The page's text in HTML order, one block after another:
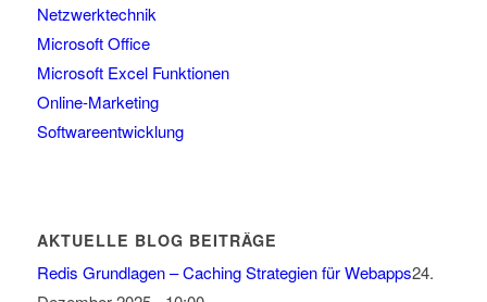
Netzwerktechnik
Microsoft Office
Microsoft Excel Funktionen
Online-Marketing
Softwareentwicklung
AKTUELLE BLOG BEITRÄGE
Redis Grundlagen – Caching Strategien für Webapps24.